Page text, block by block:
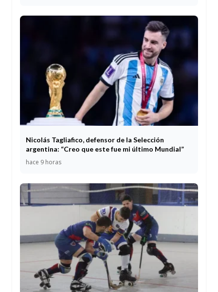
Nicolás Tagliafico, defensor de la Selección
argentina: “Creo que este fue mi último Mundial”
hace 9 horas